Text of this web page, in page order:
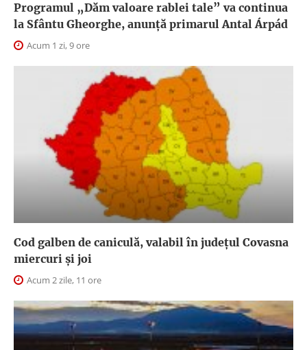
Programul „Dăm valoare rablei tale” va continua
la Sfântu Gheorghe, anunţă primarul Antal Árpád
Acum 1 zi, 9 ore
Cod galben de caniculă, valabil în judeţul Covasna
miercuri și joi
Acum 2 zile, 11 ore